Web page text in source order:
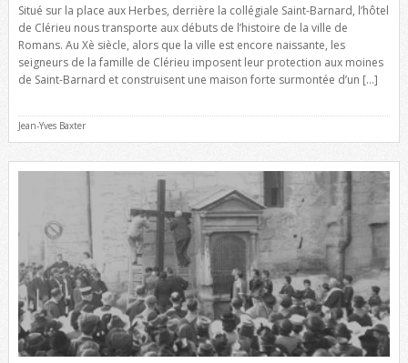
Situé sur la place aux Herbes, derrière la collégiale Saint-Barnard, l’hôtel
de Clérieu nous transporte aux débuts de l’histoire de la ville de
Romans. Au Xè siècle, alors que la ville est encore naissante, les
seigneurs de la famille de Clérieu imposent leur protection aux moines
de Saint-Barnard et construisent une maison forte surmontée d’un […]
Jean-Yves Baxter